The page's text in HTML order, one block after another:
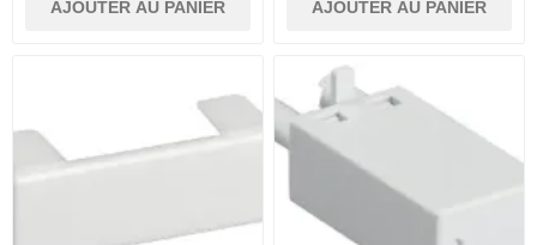
AJOUTER AU PANIER AJOUTER AU PANIER